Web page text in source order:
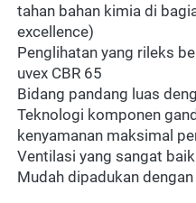
tahan bahan kimia di
excellence)
Penglihatan yang rileks
uvex CBR 65
Bidang pandang luas
Teknologi komponen
kenyamanan maksimal
Ventilasi yang sangat
Mudah dipadukan dengan